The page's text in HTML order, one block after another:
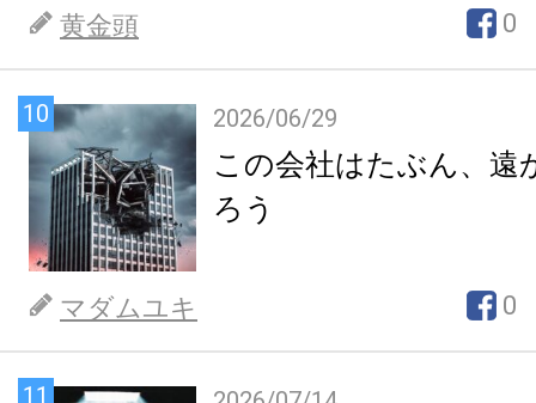
黄金頭 0
10 2026/06/29
この会社はたぶん、遠
ろう
マダムユキ 0
11